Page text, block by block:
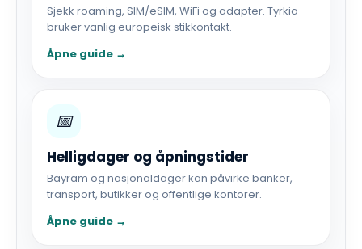
Sjekk roaming, SIM/eSIM, WiFi og adapter. Tyrkia
bruker vanlig europeisk stikkontakt.
Åpne guide →
📅
Helligdager og åpningstider
Bayram og nasjonaldager kan påvirke banker,
transport, butikker og offentlige kontorer.
Åpne guide →